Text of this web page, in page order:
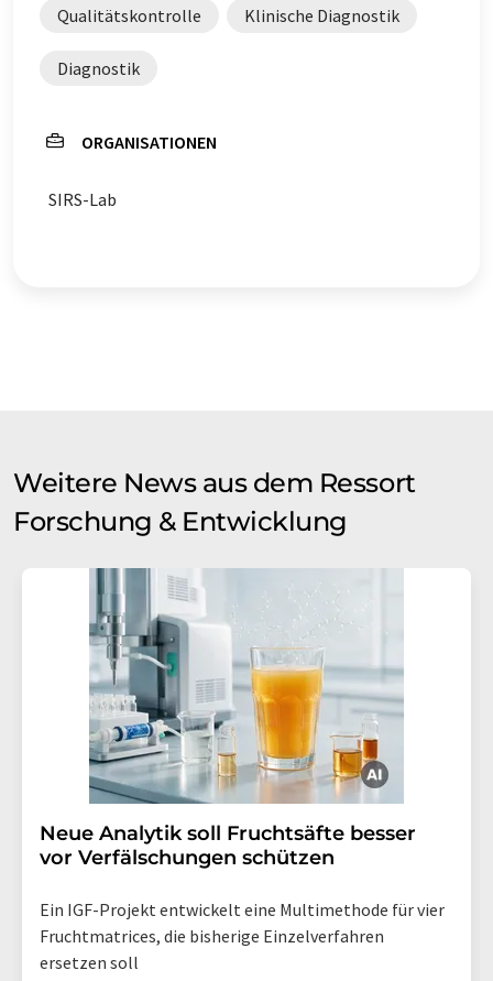
Qualitätskontrolle Klinische Diagnostik
Diagnostik
ORGANISATIONEN
SIRS-Lab
Weitere News aus dem Ressort
Forschung & Entwicklung
Neue Analytik soll Fruchtsäfte besser
vor Verfälschungen schützen
Ein IGF-Projekt entwickelt eine Multimethode für vier
Fruchtmatrices, die bisherige Einzelverfahren
ersetzen soll